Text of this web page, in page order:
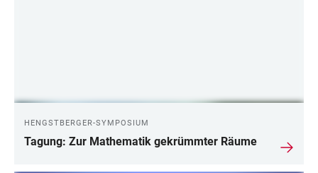
HENGSTBERGER-SYMPOSIUM
Tagung: Zur Mathematik gekrümmter Räume